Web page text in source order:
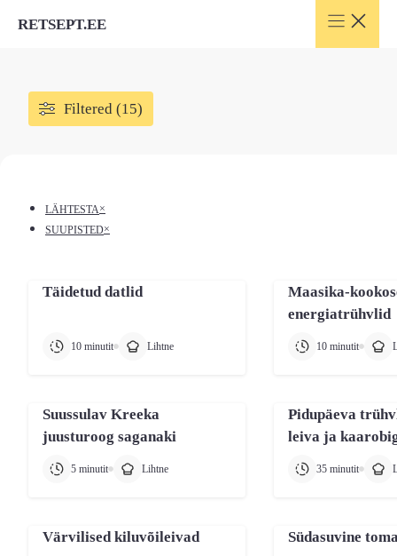
RETSEPT.EE
Filtered (15)
LÄHTESTA×
SUUPISTED×
Täidetud datlid
10 minutit Lihtne
Maasika-
energiatrühvlid
10 minutit
Suussulav Kreeka
juusturoog saganaki
5 minutit Lihtne
Pidupäeva
leiva ja
35 minutit
Värvilised kiluvõileivad Südasuvine